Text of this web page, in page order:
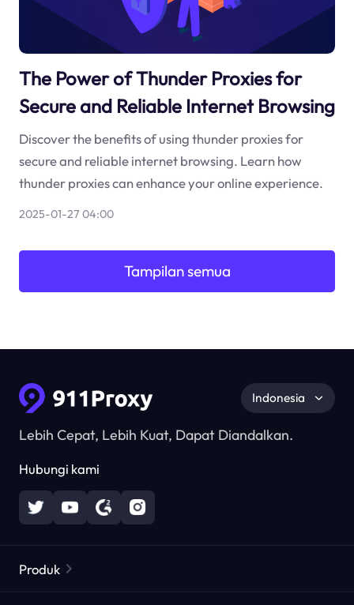
The Power of Thunder Proxies for
Secure and Reliable Internet Browsing
Discover the benefits of using thunder proxies for
secure and reliable internet browsing. Learn how
thunder proxies can enhance your online experience.
2025-01-27 04:00
Tampilan semua
Lebih Cepat, Lebih Kuat, Dapat Diandalkan.
Hubungi kami
Indonesia
Produk